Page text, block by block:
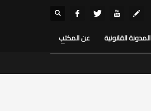
المدونة القانونية عن المكتب